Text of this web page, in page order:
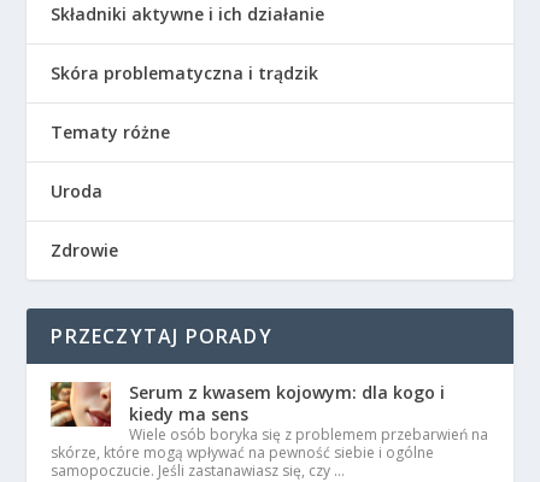
Składniki aktywne i ich działanie
Skóra problematyczna i trądzik
Tematy różne
Uroda
Zdrowie
PRZECZYTAJ PORADY
Serum z kwasem kojowym: dla kogo i
kiedy ma sens
Wiele osób boryka się z problemem przebarwień na
skórze, które mogą wpływać na pewność siebie i ogólne
samopoczucie. Jeśli zastanawiasz się, czy …